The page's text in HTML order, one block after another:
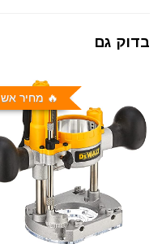
בדוק גם
🔥 מחיר אש